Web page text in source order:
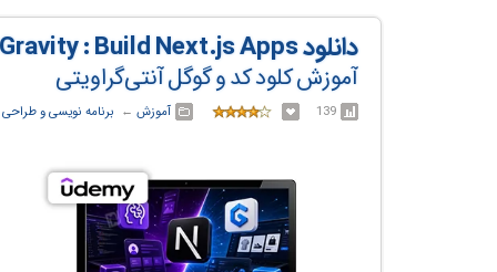
دانلود Claude Code vs Google Anti Gravity : Build Next.js Apps
آموزش کلود کد و گوگل آنتی‌گراویتی
139 آموزش ← ‏ برنامه نویسی و